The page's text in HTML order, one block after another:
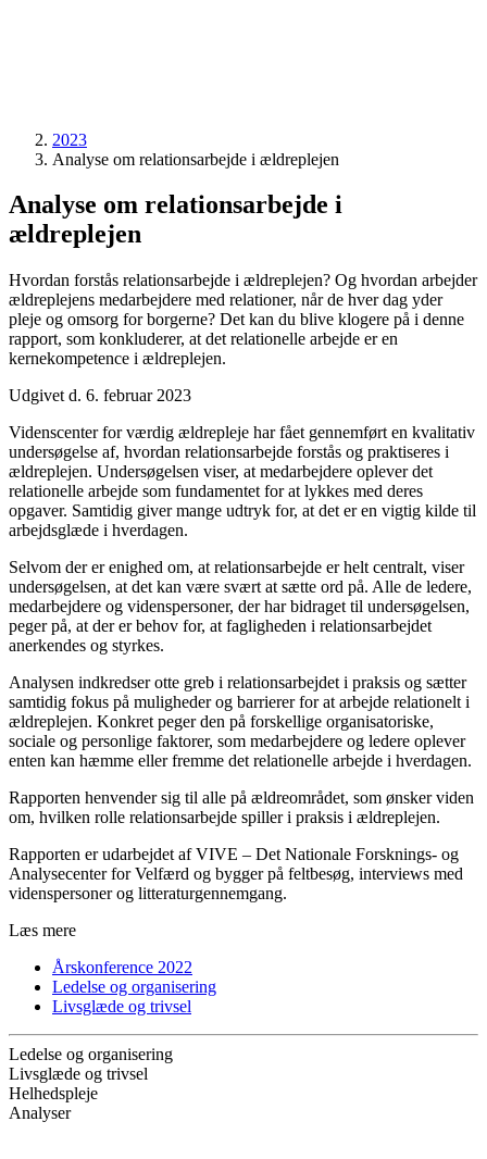
2023
Analyse om relationsarbejde i ældreplejen
Analyse om relationsarbejde i
ældreplejen
Hvordan forstås relationsarbejde i ældreplejen? Og hvordan arbejder
ældreplejens medarbejdere med relationer, når de hver dag yder
pleje og omsorg for borgerne? Det kan du blive klogere på i denne
rapport, som konkluderer, at det relationelle arbejde er en
kernekompetence i ældreplejen.
Udgivet d. 6. februar 2023
Videnscenter for værdig ældrepleje har fået gennemført en kvalitativ
undersøgelse af, hvordan relationsarbejde forstås og praktiseres i
ældreplejen. Undersøgelsen viser, at medarbejdere oplever det
relationelle arbejde som fundamentet for at lykkes med deres
opgaver. Samtidig giver mange udtryk for, at det er en vigtig kilde til
arbejdsglæde i hverdagen.
Selvom der er enighed om, at relationsarbejde er helt centralt, viser
undersøgelsen, at det kan være svært at sætte ord på. Alle de ledere,
medarbejdere og videnspersoner, der har bidraget til undersøgelsen,
peger på, at der er behov for, at fagligheden i relationsarbejdet
anerkendes og styrkes.
Analysen indkredser otte greb i relationsarbejdet i praksis og sætter
samtidig fokus på muligheder og barrierer for at arbejde relationelt i
ældreplejen. Konkret peger den på forskellige organisatoriske,
sociale og personlige faktorer, som medarbejdere og ledere oplever
enten kan hæmme eller fremme det relationelle arbejde i hverdagen.
Rapporten henvender sig til alle på ældreområdet, som ønsker viden
om, hvilken rolle relationsarbejde spiller i praksis i ældreplejen.
Rapporten er udarbejdet af VIVE – Det Nationale Forsknings- og
Analysecenter for Velfærd og bygger på feltbesøg, interviews med
videnspersoner og litteraturgennemgang.
Læs mere
Årskonference 2022
Ledelse og organisering
Livsglæde og trivsel
Ledelse og organisering
Livsglæde og trivsel
Helhedspleje
Analyser